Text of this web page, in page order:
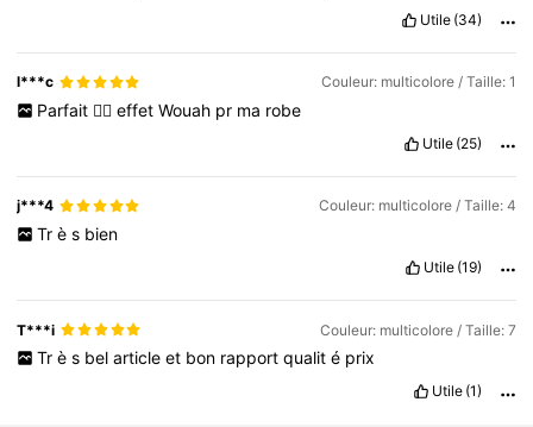
Utile (34)
l***c Couleur: multicolore / Taille: 1
Parfait 👍🏻 effet Wouah pr ma robe
Utile (25)
j***4 Couleur: multicolore / Taille: 4
Tr è s bien
Utile (19)
T***i Couleur: multicolore / Taille: 7
Tr è s bel article et bon rapport qualit é prix
Utile (1)